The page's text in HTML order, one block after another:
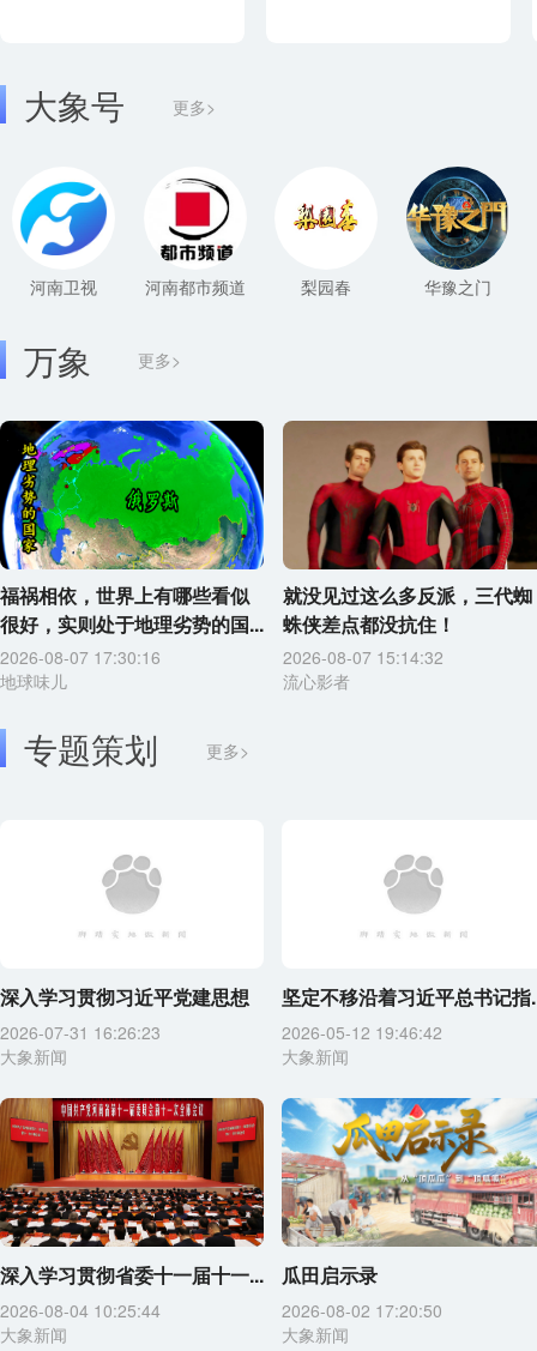
大象号 更多>
河南卫视 河南都市频道 梨园春 华豫之门
更多>
万象
福祸相依，世界上有哪些看似
很好，实则处于地理劣势的国...
2026-08-07 17:30:16
地球味儿
就没见过这么多反派，三代蜘
蛛侠差点都没抗住！
2026-08-07 15:14:32
流心影者
专题策划 更多>
深入学习贯彻习近平党建思想
2026-07-31 16:26:23
大象新闻
坚定不移沿着习近平总书记指
2026-05-12 19:46:42
大象新闻
深入学习贯彻省委十一届十一...
2026-08-04 10:25:44
大象新闻
瓜田启示录
2026-08-02 17:20:50
大象新闻